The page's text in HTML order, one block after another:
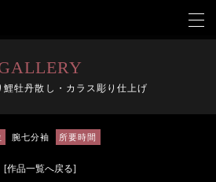
メ
ニ
鯉牡丹散し・カラス彫り仕上げ
腕七分袖 所要時間